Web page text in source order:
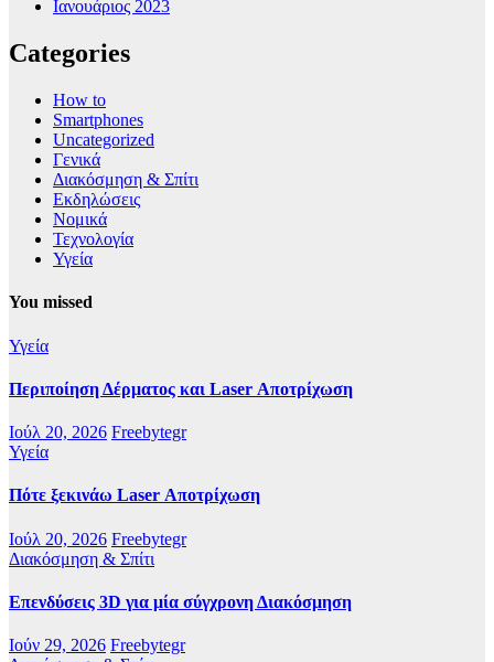
Ιανουάριος 2023
Categories
How to
Smartphones
Uncategorized
Γενικά
Διακόσμηση & Σπίτι
Εκδηλώσεις
Νομικά
Τεχνολογία
Υγεία
You missed
Υγεία
Περιποίηση Δέρματος και Laser Αποτρίχωση
Ιούλ 20, 2026 Freebytegr
Υγεία
Πότε ξεκινάω Laser Αποτρίχωση
Ιούλ 20, 2026 Freebytegr
Διακόσμηση & Σπίτι
Επενδύσεις 3D για μία σύγχρονη Διακόσμηση
Ιούν 29, 2026 Freebytegr